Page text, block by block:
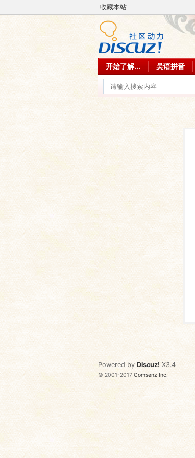
收藏本站
开始了解... 吴语拼音
Powered by Discuz! X3.4
© 2001-2017Comsenz Inc.